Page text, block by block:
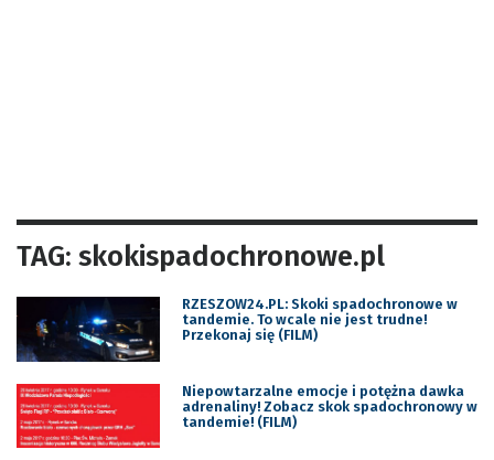
TAG: skokispadochronowe.pl
RZESZOW24.PL: Skoki spadochronowe w
tandemie. To wcale nie jest trudne!
Przekonaj się (FILM)
Niepowtarzalne emocje i potężna dawka
adrenaliny! Zobacz skok spadochronowy w
tandemie! (FILM)